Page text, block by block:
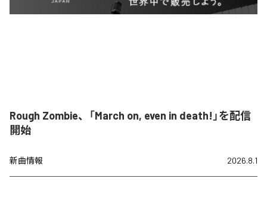
Rough Zombie、「March on, even in death!」を配信
開始
新曲情報 2026.8.1